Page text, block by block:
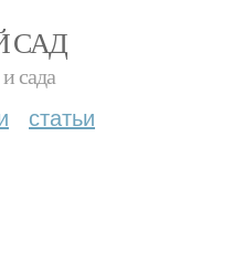
САД
сада
статьи